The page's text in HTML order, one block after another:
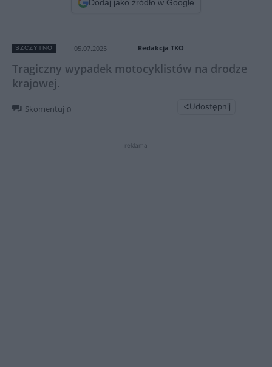
Dodaj jako źródło w Google
SZCZYTNO 05.07.2025 Redakcja TKO
Tragiczny wypadek motocyklistów na drodze
krajowej.
Skomentuj 0 Udostępnij
reklama